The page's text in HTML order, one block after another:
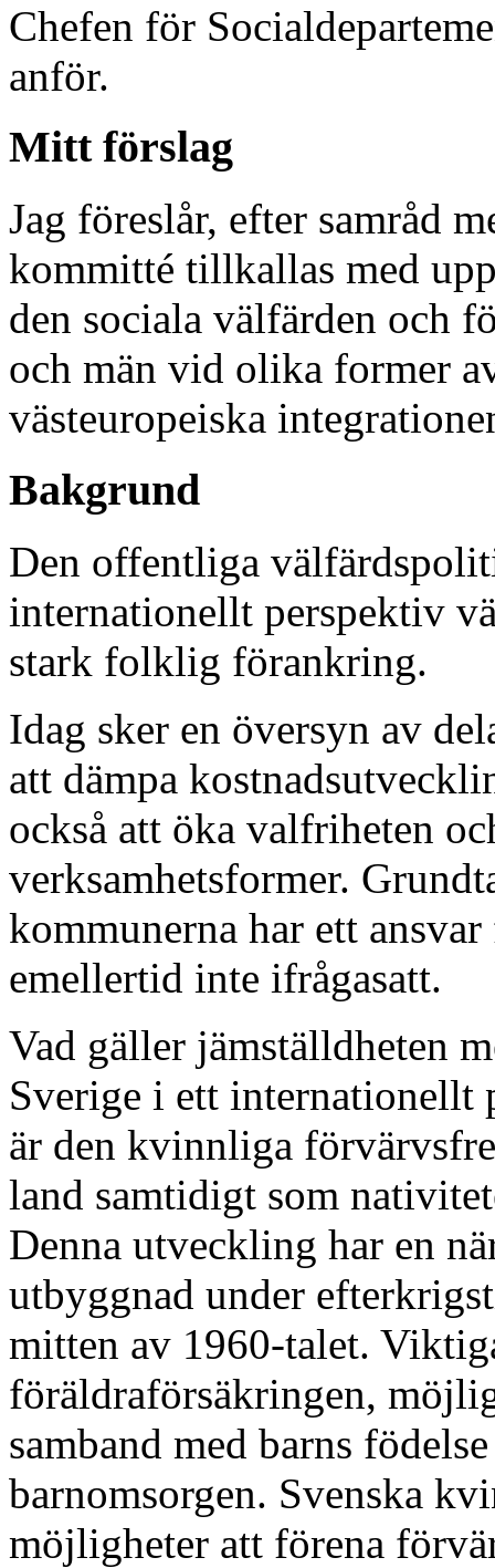
Chefen för
anför.
Mitt förslag
Jag föreslår, efter samråd
kommitté tillkallas med
den sociala välfärden och
och män vid olika former
västeuropeiska
Bakgrund
Den offentliga
internationellt perspektiv
stark folklig förankring.
Idag sker en översyn av
att dämpa
också att öka valfriheten
verksamhetsformer.
kommunerna har ett
emellertid inte ifrågasatt.
Vad gäller jämställdheten
Sverige i ett internationellt
är den kvinnliga
land samtidigt som
Denna utveckling har en
utbyggnad under
mitten av 1960-talet.
föräldraförsäkringen,
samband med barns
barnomsorgen. Svenska
möjligheter att förena